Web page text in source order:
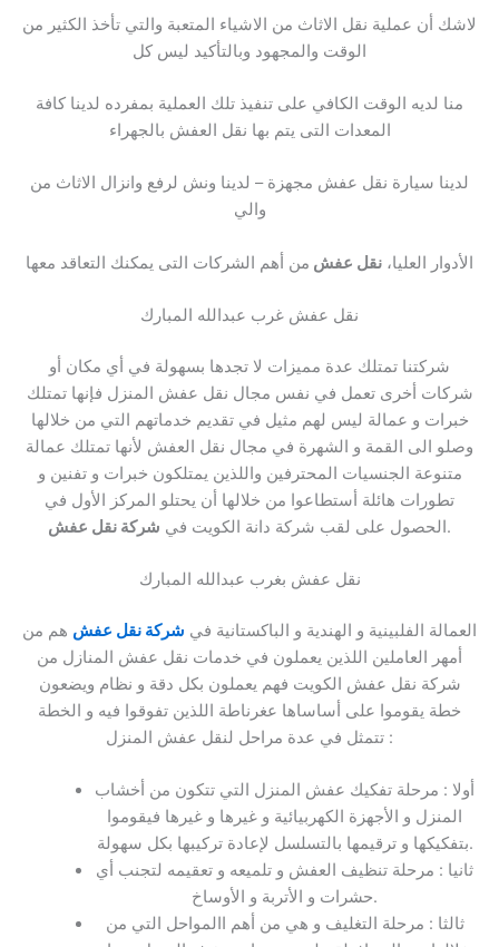
لاشك أن عملية نقل الاثاث من الاشياء المتعبة والتي تأخذ الكثير من
الوقت والمجهود وبالتأكيد ليس كل
منا لديه الوقت الكافي على تنفيذ تلك العملية بمفرده لدينا كافة
المعدات التى يتم بها نقل العفش بالجهراء
لدينا سيارة نقل عفش مجهزة – لدينا ونش لرفع وانزال الاثاث من
والي
الأدوار العليا، نقل عفش من أهم الشركات التى يمكنك التعاقد معها
نقل عفش غرب عبدالله المبارك
شركتنا تمتلك عدة مميزات لا تجدها بسهولة في أي مكان أو
شركات أخرى تعمل في نفس مجال نقل عفش المنزل فإنها تمتلك
خبرات و عمالة ليس لهم مثيل في تقديم خدماتهم التي من خلالها
وصلو الى القمة و الشهرة في مجال نقل العفش لأنها تمتلك عمالة
متنوعة الجنسيات المحترفين واللذين يمتلكون خبرات و تفنين و
تطورات هائلة أستطاعوا من خلالها أن يحتلو المركز الأول في
الحصول على لقب شركة دانة الكويت في شركة نقل عفش .
نقل عفش بغرب عبدالله المبارك
العمالة الفلبينية و الهندية و الباكستانية في شركة نقل عفش هم من
أمهر العاملين اللذين يعملون في خدمات نقل عفش المنازل من
شركة نقل عفش الكويت فهم يعملون بكل دقة و نظام ويضعون
خطة يقوموا على أساساها عغرناطة اللذين تفوقوا فيه و الخطة
تتمثل في عدة مراحل لنقل عفش المنزل :
أولا : مرحلة تفكيك عفش المنزل التي تتكون من أخشاب
المنزل و الأجهزة الكهربيائية و غيرها و غيرها فيقوموا
بتفكيكها و ترقيمها بالتسلسل لإعادة تركيبها بكل سهولة.
ثانيا : مرحلة تنظيف العفش و تلميعه و تعقيمه لتجنب أي
حشرات و الأتربة و الأوساخ.
ثالثا : مرحلة التغليف و هي من أهم االمواحل التي من